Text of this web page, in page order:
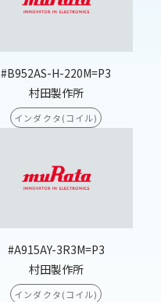
#B952AS-H-220M=P3
村田製作所
インダクタ(コイル)
#A915AY-3R3M=P3
村田製作所
インダクタ(コイル)